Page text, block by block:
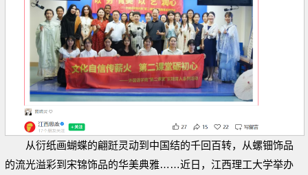
从衍纸画蝴蝶的翩跹灵动到中国结的千回百转，从螺钿饰品
的流光溢彩到宋锦饰品的华美典雅……近日，江西理工大学举办